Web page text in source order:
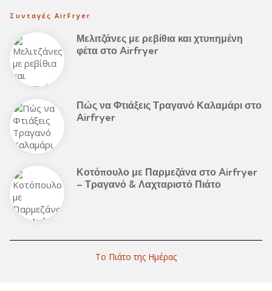
Συνταγές AirFryer
Μελιτζάνες με ρεβίθια και χτυπημένη
φέτα στο Airfryer
Πώς να Φτιάξεις Τραγανό Καλαμάρι στο
Airfryer
Κοτόπουλο με Παρμεζάνα στο Airfryer
– Τραγανό & Λαχταριστό Πιάτο
Το Πιάτο της Ημέρας